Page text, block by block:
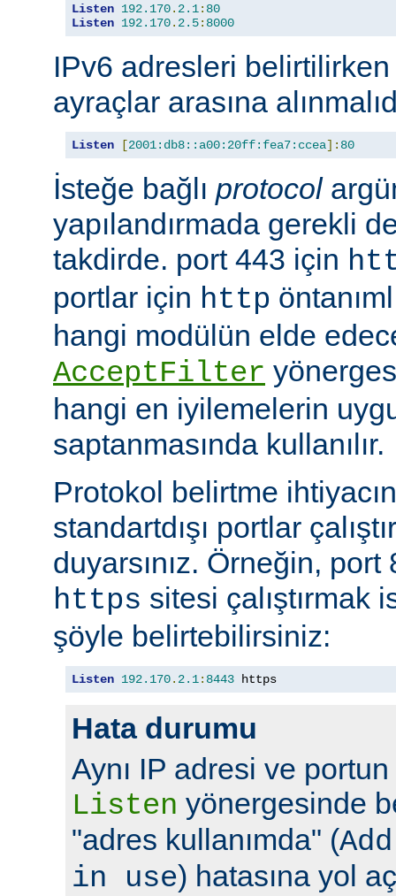
Listen 192.170. 2.1: 80
Listen 192.170. 2.5: 8000
IPv6 adresleri
ayraçlar arasına
Listen [2001:db8::a00:20ff:fea7:ccea]: 80
İsteğe bağlı protocol
yapılandırmada gerekli
takdirde. port 443 için
portlar için http
hangi modülün elde
AcceptFilter
hangi en iyilemelerin
saptanmasında kullanılır.
Protokol belirtme
standartdışı portlar
duyarsınız. Örneğin,
https sitesi çalıştırmak
şöyle belirtebilirsiniz:
Listen 192.170. 2.1: 8443 https
Hata durumu
Aynı IP adresi ve
Listen yönergesinde
"adres kullanımda" (
in use) hatasına yol